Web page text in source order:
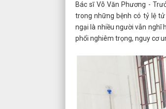
Bác sĩ Võ Văn Phương -
trong những bệnh có tỷ lệ
ngại là nhiều người vẫn nghĩ
phổi nghiêm trọng, nguy cơ